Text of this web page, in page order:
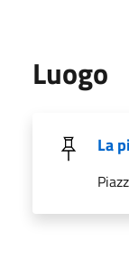
Luogo
La